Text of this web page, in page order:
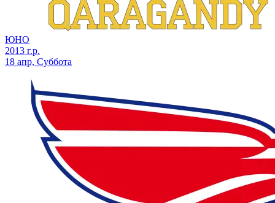
ЮНО
2013 г.р.
18 апр, Суббота